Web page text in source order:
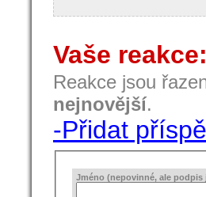
Vaše
Reakce jsou
nejnovější.
-Přidat
Jméno (nepovinné, ale podpis